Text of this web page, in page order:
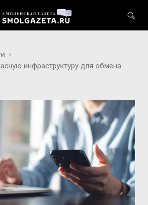
инфраструктуру для обмена